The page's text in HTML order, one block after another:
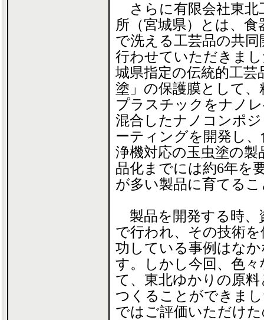
さらに有限会社東北
所（宮城県）とは、食
で洗える工芸品の共同
行わせていただきま
城県指定の伝統的工芸
塗」の保護膜として、
プラスチックをナノ
混合したナノコンポ
ーティングを開発し、
浄機対応の玉虫塗の
品化までには約6年を
が多い製品に育てる
製品を開発する時、
で行われ、その技術
功している事例はな
す。しかし今回、色
て、東北ゆかりの原
つくることができま
ではご評価いただけ